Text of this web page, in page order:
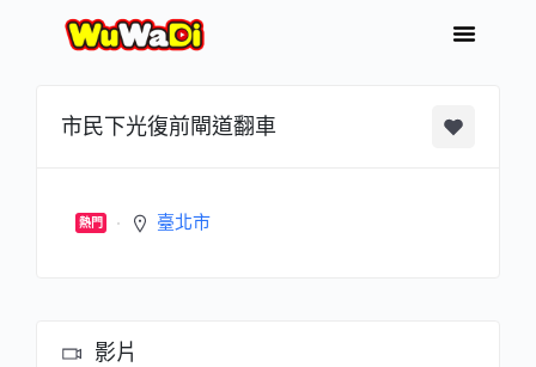
市民下光復前閘道翻車
熱門 臺北市
影片